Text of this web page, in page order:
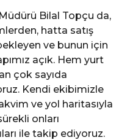
Bilal Topçu da,
hatta satış
ve bunun için
açık. Hem yurt
çok sayıda
Kendi ekibimizle
ve yol haritasıyla
onları
ile takip ediyoruz.